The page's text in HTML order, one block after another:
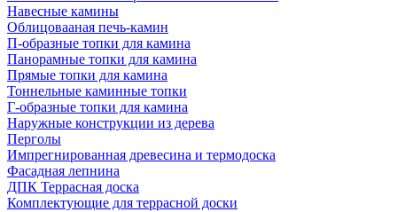
Навесные камины
Облицовааная печь-камин
П-образные топки для камина
Панорамные топки для камина
Прямые топки для камина
Тоннельные каминные топки
Г-образные топки для камина
Наружные конструкции из дерева
Перголы
Импрегнированная древесина и термодоска
Фасадная лепнина
ДПК Террасная доска
Комплектующие для террасной доски